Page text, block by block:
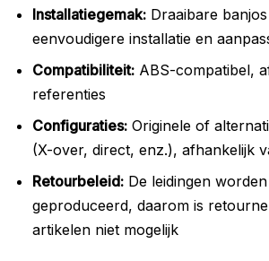
Installatiegemak:Draaibare
eenvoudigere installatie en
Compatibiliteit:ABS-compatibel,
referenties
Configuraties:Originele of
(X-over, direct, enz.), afhankelijk
Retourbeleid:De leidingen
geproduceerd, daarom is
artikelen niet mogelijk